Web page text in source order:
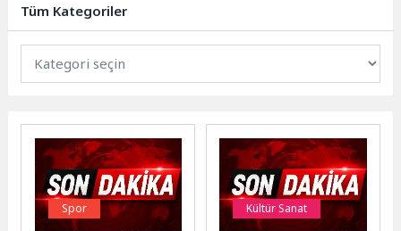
Tüm Kategoriler
Spor Kültür Sanat